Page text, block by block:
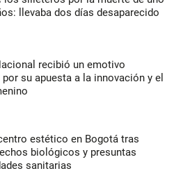
llevaba dos días desaparecido
recibió un emotivo
su apuesta a la innovación y el
estético en Bogotá tras
biológicos y presuntas
sanitarias